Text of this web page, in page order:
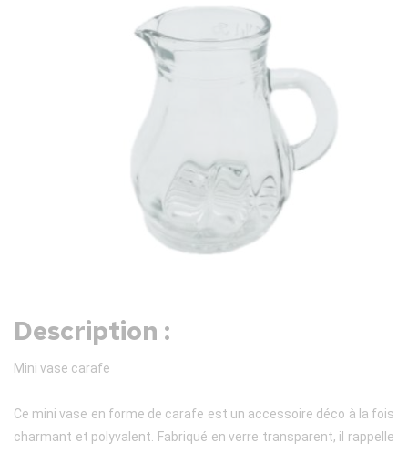
Description :
Mini vase carafe
Ce mini vase en forme de carafe est un accessoire déco à la fois
charmant et polyvalent. Fabriqué en verre transparent, il rappelle